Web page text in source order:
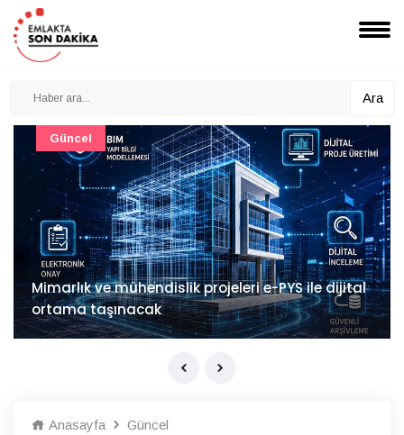
Ara
Mimarlık ve mühendislik projeleri e-PYS ile dijital
ortama taşınacak
Güncel
Anasayfa
Güncel